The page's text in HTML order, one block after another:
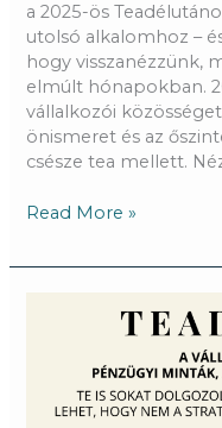
a 2025-ös
utolsó alkalomhoz –
hogy visszanézzünk,
elmúlt hónapokban.
vállalkozói
önismeret és az
csésze tea mellett.
Read More »
gátjai